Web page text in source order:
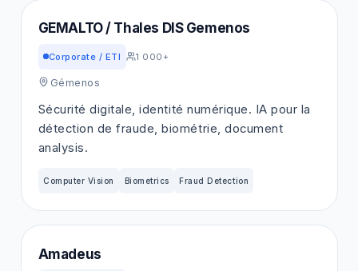
GEMALTO / Thales DIS Gemenos
Corporate / ETI 1 000+
Gémenos
Sécurité digitale, identité numérique. IA pour la
détection de fraude, biométrie, document
analysis.
Computer Vision Biometrics Fraud Detection
Amadeus